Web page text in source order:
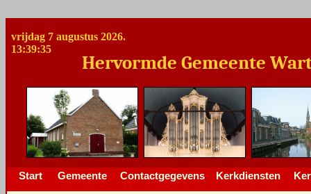
vrijdag 7 augustus 2026.
13:39:35
Hervormde Gemeente
Start Gemeente Contactgegevens Kerkdiensten